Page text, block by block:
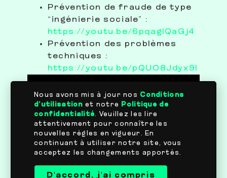
Prévention de fraude de type
“ingénierie sociale” :
https://youtu.be/6pqaglQaGj4
Prévention des problèmes
techniques :
https://youtu.be/pQUO8Jdyx9I
Nous avons mis à jour nos Conditions
d’utilisation et notre
Politique de
confidentialité. Veuillez les lire
attentivement pour connaître les
nouvelles règles en vigueur. En
continuant à utiliser notre site, vous
acceptez les changements apportés.
D'accord, j'ai compris